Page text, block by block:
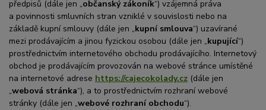
předpisů (dále jen „občanský zákoník“) vzájemná práva
a povinnosti smluvních stran vzniklé v souvislosti nebo na
základě kupní smlouvy (dále jen „kupní smlouva“) uzavírané
mezi prodávajícím a jinou fyzickou osobou (dále jen „kupující“)
prostřednictvím internetového obchodu prodávajícího. Internetový
obchod je prodávajícím provozován na webové stránce umístěné
na internetové adrese https://cajecokolady.cz (dále jen
„webová stránka“), a to prostřednictvím rozhraní webové
stránky (dále jen „webové rozhraní obchodu“).